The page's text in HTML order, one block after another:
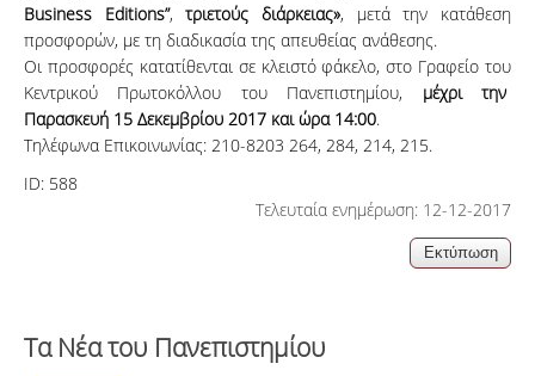
Business Editions”,τριετούς διάρκειας», μετά την κατάθεση
προσφορών, με τη διαδικασία της απευθείας ανάθεσης.
Οι προσφορές κατατίθενται σε κλειστό φάκελο, στο Γραφείο του
Κεντρικού Πρωτοκόλλου του Πανεπιστημίου, μέχρι την
Παρασκευή 15 Δεκεμβρίου 2017 και ώρα 14:00.
Τηλέφωνα Επικοινωνίας: 210-8203 264, 284, 214, 215.
ID: 588
Τελευταία ενημέρωση: 12-12-2017
Τα Νέα του Πανεπιστημίου